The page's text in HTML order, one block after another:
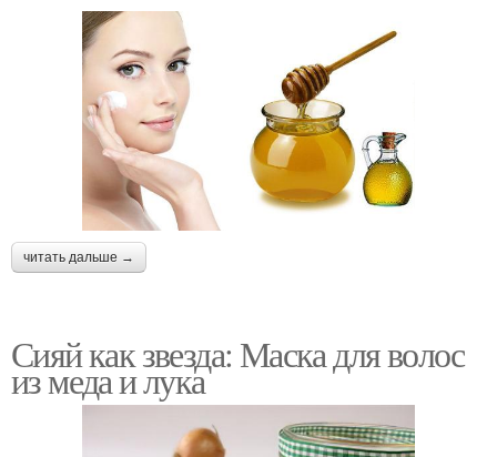
читать дальше →
Сияй как звезда: Маска для волос
из меда и лука